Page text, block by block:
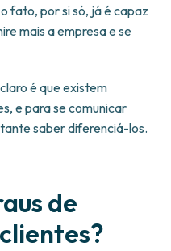
fato, por si só, já é capaz
mais a empresa e se
é que existem
e para se comunicar
saber diferenciá-los.
de